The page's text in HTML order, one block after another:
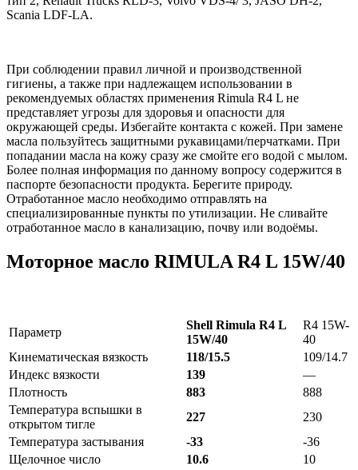
Scania LDF-LA.
При соблюдении правил личной и производственной
гигиены, а также при надлежащем использовании в
рекомендуемых областях применения Rimula R4 L не
представляет угрозы для здоровья и опасности для
окружающей среды. Избегайте контакта с кожей. При замене
масла пользуйтесь защитными рукавицами/перчатками. При
попадании масла на кожу сразу же смойте его водой с мылом.
Более полная информация по данному вопросу содержится в
паспорте безопасности продукта. Берегите природу.
Отработанное масло необходимо отправлять на
специализированные пункты по утилизации. Не сливайте
отработанное масло в канализацию, почву или водоёмы.
Моторное масло RIMULA R4 L 15W/40
Параметр
Shell Rimula R4 L
15W/40
R4 15W-
40
Кинематическая вязкость
118/15.5
109/14.7
Индекс вязкости
139
—
Плотность
883
888
Температура вспышки в
открытом тигле
227
230
Температура застывания
-33
-36
Щелочное число
10.6 10